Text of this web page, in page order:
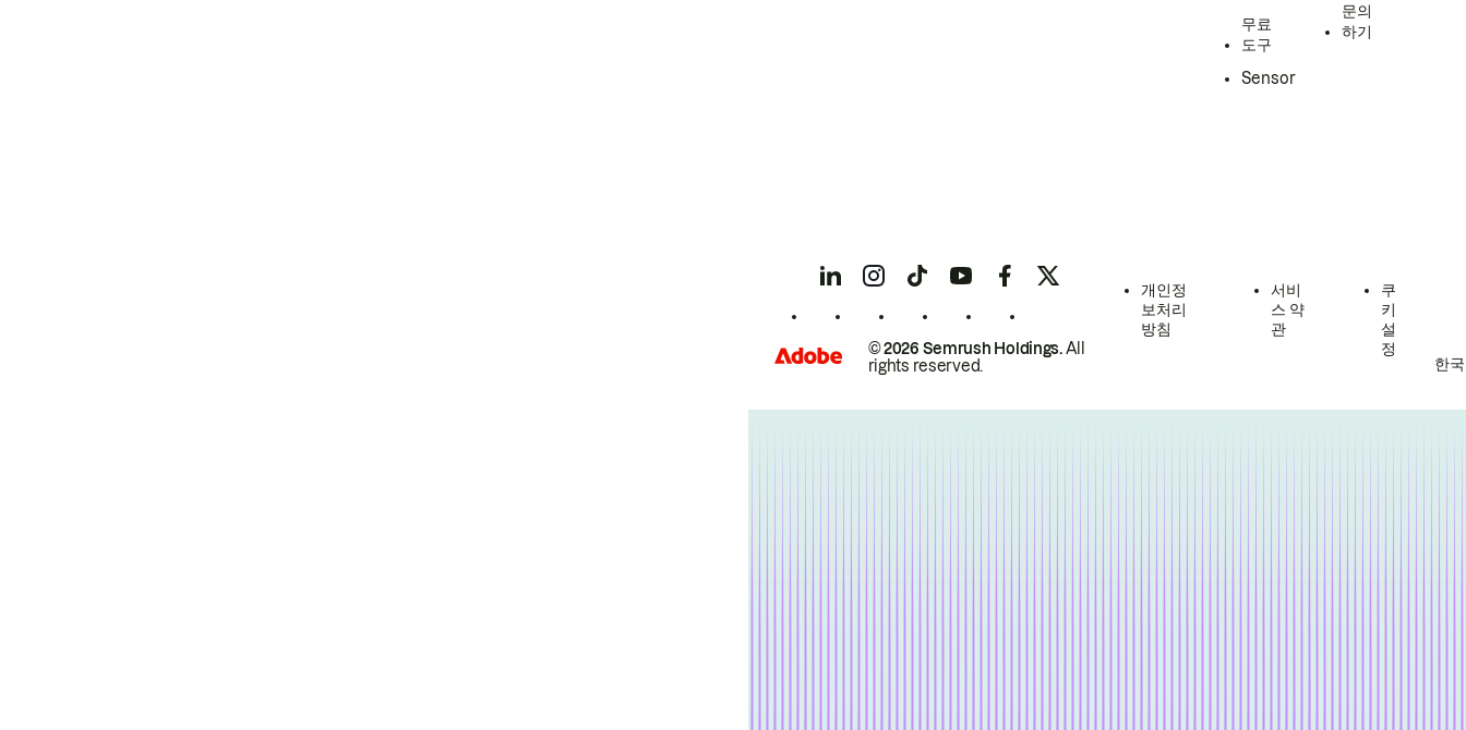
무료
도구
Sensor
문의
하기
© 2026 Semrush Holdings.All
rights reserved.
개인정
보처리
방침
서비
스 약
관
쿠
키
설
정
한